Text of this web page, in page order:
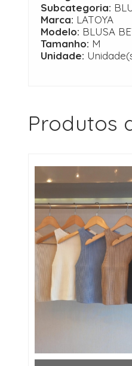
Subcategoria:
Marca: LATOYA
Modelo: BLUSA
Tamanho: M
Unidade:
Produtos